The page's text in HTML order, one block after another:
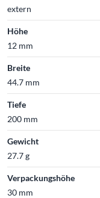
extern
Höhe
12 mm
Breite
44.7 mm
Tiefe
200 mm
Gewicht
27.7 g
Verpackungshöhe
30 mm